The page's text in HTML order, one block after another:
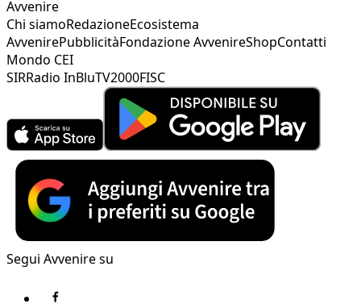
Avvenire
Chi siamoRedazioneEcosistema
AvvenirePubblicitàFondazione AvvenireShopContatti
Mondo CEI
SIRRadio InBluTV2000FISC
Segui Avvenire su